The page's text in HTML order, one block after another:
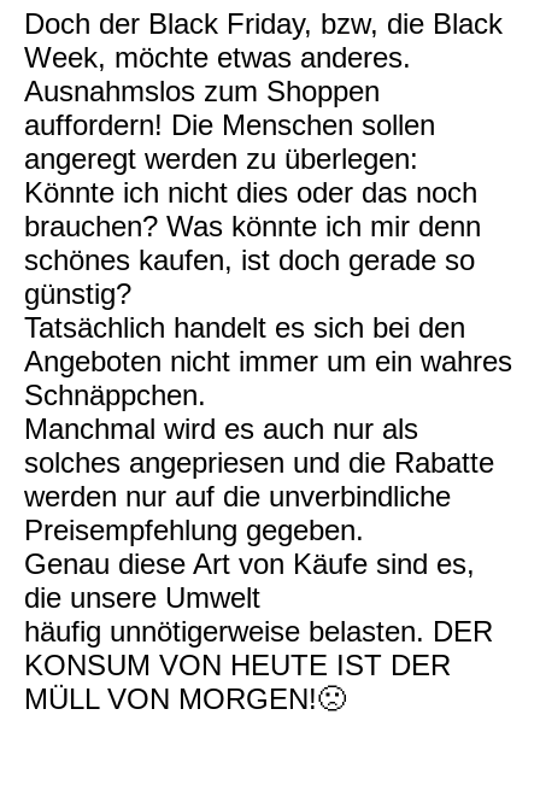
Doch der Black Friday, bzw, die Black
Week, möchte etwas anderes.
Ausnahmslos zum Shoppen
auffordern! Die Menschen sollen
angeregt werden zu überlegen:
Könnte ich nicht dies oder das noch
brauchen? Was könnte ich mir denn
schönes kaufen, ist doch gerade so
günstig?
Tatsächlich handelt es sich bei den
Angeboten nicht immer um ein wahres
Schnäppchen.
Manchmal wird es auch nur als
solches angepriesen und die Rabatte
werden nur auf die unverbindliche
Preisempfehlung gegeben.
Genau diese Art von Käufe sind es,
die unsere Umwelt
häufig unnötigerweise belasten. DER
KONSUM VON HEUTE IST DER
MÜLL VON MORGEN!🙁